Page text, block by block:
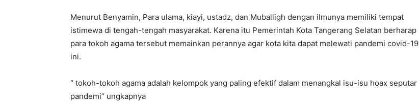
Menurut Benyamin, Para ulama, kiayi, ustadz, dan Muballigh dengan ilmunya memiliki tempat
istimewa di tengah-tengah masyarakat. Karena itu Pemerintah Kota Tangerang Selatan berharap
para tokoh agama tersebut memainkan perannya agar kota kita dapat melewati pandemi covid-19
ini.
“ tokoh-tokoh agama adalah kelompok yang paling efektif dalam menangkal isu-isu hoax seputar
pandemi” ungkapnya